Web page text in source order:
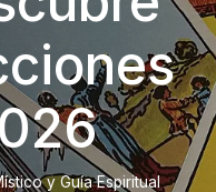
y Guía Espiritual